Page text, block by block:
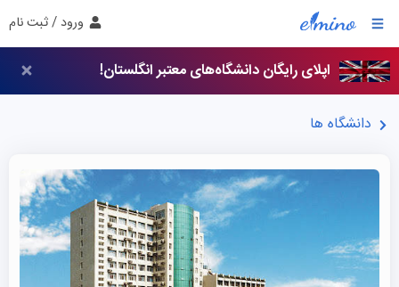
ورود / ثبت نام
اپلای رایگان دانشگاه‌های معتبر انگلستان!
دانشگاه ها